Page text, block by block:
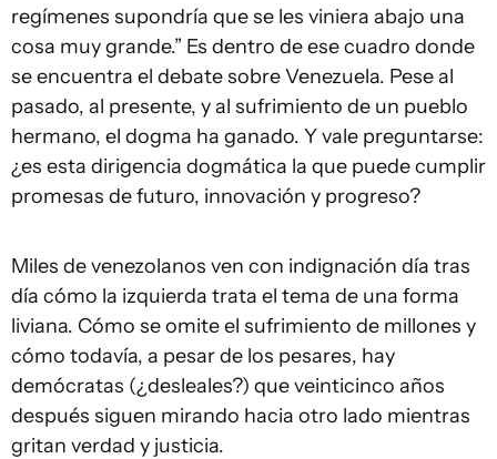
regímenes supondría que se les viniera abajo una
cosa muy grande.” Es dentro de ese cuadro donde
se encuentra el debate sobre Venezuela. Pese al
pasado, al presente, y al sufrimiento de un pueblo
hermano, el dogma ha ganado. Y vale preguntarse:
¿es esta dirigencia dogmática la que puede cumplir
promesas de futuro, innovación y progreso?
Miles de venezolanos ven con indignación día tras
día cómo la izquierda trata el tema de una forma
liviana. Cómo se omite el sufrimiento de millones y
cómo todavía, a pesar de los pesares, hay
demócratas (¿desleales?) que veinticinco años
después siguen mirando hacia otro lado mientras
gritan verdad y justicia.